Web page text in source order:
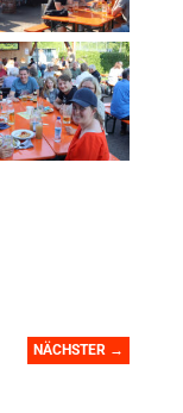
NÄCHSTER →